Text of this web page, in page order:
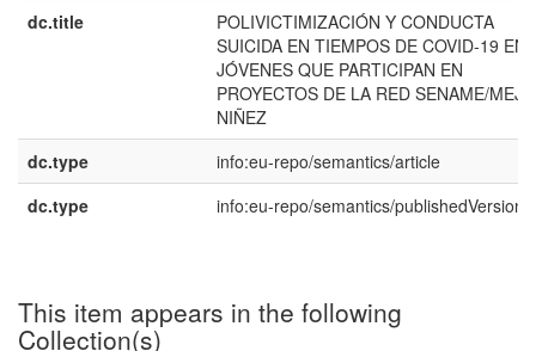
dc.title
POLIVICTIMIZACIÓN Y CONDUCTA
SUICIDA EN TIEMPOS DE COVID-19 EN
JÓVENES QUE PARTICIPAN EN
PROYECTOS DE LA RED SENAME/
NIÑEZ
dc.type
info:eu-repo/semantics/article
dc.type
info:eu-repo/semantics/publishedVersion
This item appears in the following
Collection(s)